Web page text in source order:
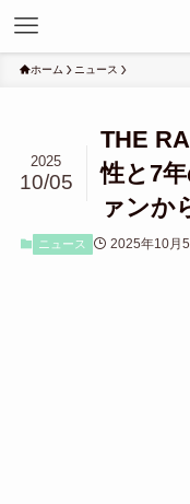
ホーム ニュース
THE
性と7
ァンか
2025
10/05
ニュース 2025年10月5